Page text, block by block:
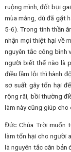
ruộng mình, đốt bụi
mùa màng, dù đã gặt
5-6). Trong tinh thần
nhận mọi thiệt hại về
nguyên tắc công bình
người biết thế nào là
điều lầm lỗi thì hành
sơ suất gây tổn hại
rộng rãi, bồi thường
làm này cũng giúp cho
Đức Chúa Trời muốn
làm tổn hại cho người
là nguyên tắc căn bản